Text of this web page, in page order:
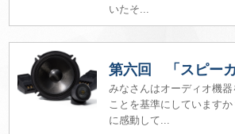
いたそ...
第六回 「スピーカ
みなさんはオーディオ機
ことを基準にしています
に感動して...